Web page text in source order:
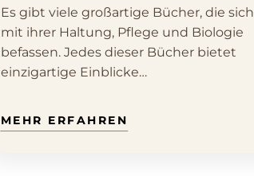
Es gibt viele großartige Bücher, die sich
mit ihrer Haltung, Pflege und Biologie
befassen. Jedes dieser Bücher bietet
einzigartige Einblicke…